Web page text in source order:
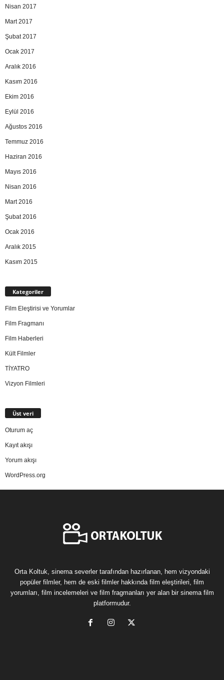
Nisan 2017
Mart 2017
Şubat 2017
Ocak 2017
Aralık 2016
Kasım 2016
Ekim 2016
Eylül 2016
Ağustos 2016
Temmuz 2016
Haziran 2016
Mayıs 2016
Nisan 2016
Mart 2016
Şubat 2016
Ocak 2016
Aralık 2015
Kasım 2015
Kategoriler
Film Eleştirisi ve Yorumlar
Film Fragmanı
Film Haberleri
Kült Filmler
TİYATRO
Vizyon Filmleri
Üst veri
Oturum aç
Kayıt akışı
Yorum akışı
WordPress.org
Orta Koltuk, sinema severler tarafından hazırlanan, hem vizyondaki
popüler filmler, hem de eski filmler hakkında film eleştirileri, film
yorumları, film incelemeleri ve film fragmanları yer alan bir sinema film
platformudur.